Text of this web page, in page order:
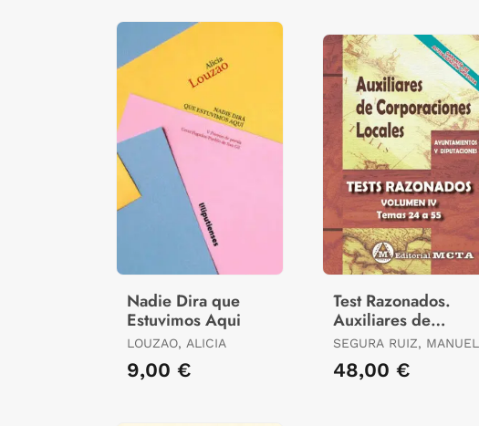
Nadie Dira que
Estuvimos Aqui
LOUZAO, ALICIA
9,00 €
Test Razonados.
Auxiliares de
Corporaciones
Locales
SEGURA RUIZ, MANUEL
48,00 €